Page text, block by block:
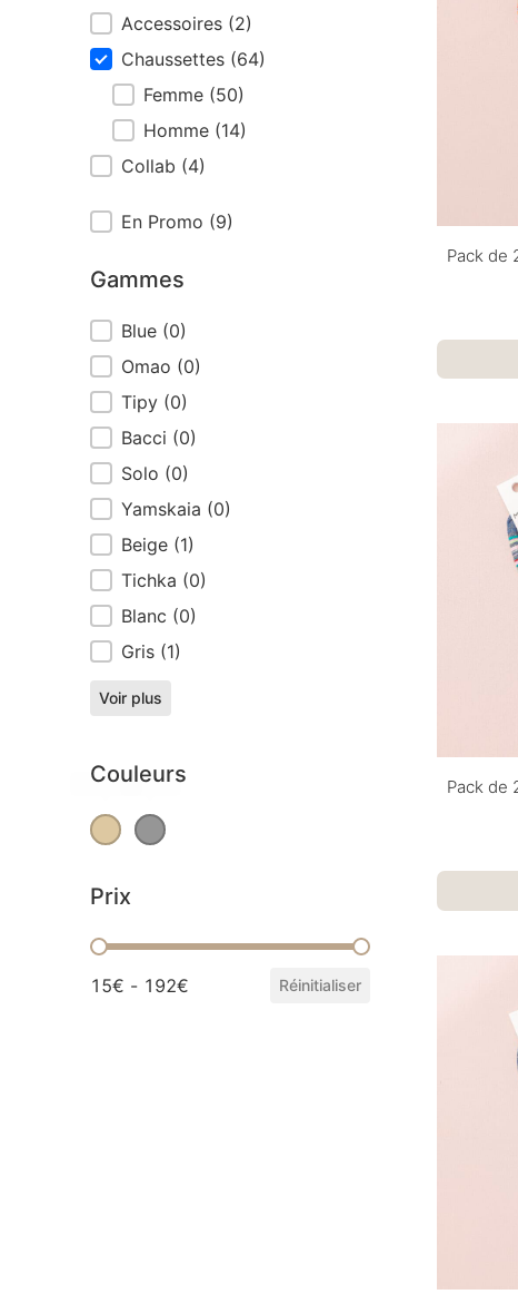
FiltresAccessoires (2)
Chaussettes (64)
Femme (50)
Homme (14)
Collab (4)
OutletEn Promo (9)
Gammes
Gammes
Blue (0)
Omao (0)
Tipy (0)
Bacci (0)
Solo (0)
Yamskaia (0)
Beige (1)
Tichka (0)
Blanc (0)
Gris (1)
Voir plus
Couleurs
Couleurs
Beige(1)Gris(1)
Prix
Prix
15€ - 192€ Réinitialiser
Pack de
Pack de